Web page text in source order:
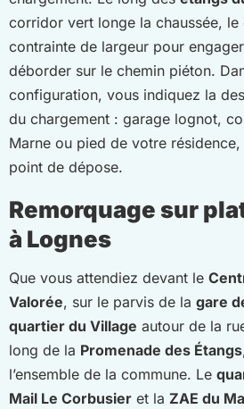
corridor vert longe la chaussée, le
contrainte de largeur pour
déborder sur le chemin piéton.
configuration, vous indiquez la
du chargement : garage lognot,
Marne ou pied de votre
point de dépose.
Remorquage sur
à Lognes
Que vous attendiez devant le
Valorée, sur le parvis de la gare
quartier du Village autour de la
long de la Promenade des Étangs
l’ensemble de la commune. Le
Mail Le Corbusier et la ZAE du